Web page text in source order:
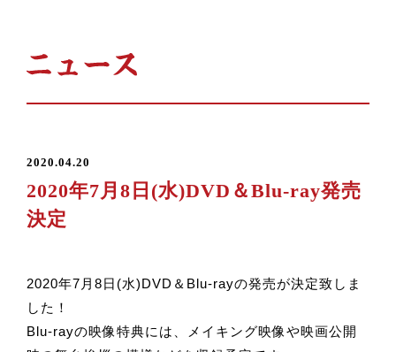
2020.04.20
2020年7月8日(水)DVD＆Blu-ray発売
決定
2020年7月8日(水)DVD＆Blu-rayの発売が決定致しま
した！
Blu-rayの映像特典には、メイキング映像や映画公開